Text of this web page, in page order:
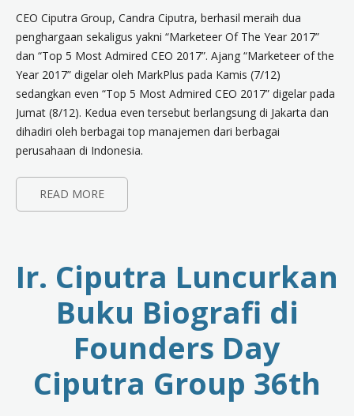
CEO Ciputra Group, Candra Ciputra, berhasil meraih dua
penghargaan sekaligus yakni “Marketeer Of The Year 2017”
dan “Top 5 Most Admired CEO 2017”. Ajang “Marketeer of the
Year 2017” digelar oleh MarkPlus pada Kamis (7/12)
sedangkan even “Top 5 Most Admired CEO 2017” digelar pada
Jumat (8/12). Kedua even tersebut berlangsung di Jakarta dan
dihadiri oleh berbagai top manajemen dari berbagai
perusahaan di Indonesia.
READ MORE
Ir. Ciputra Luncurkan
Buku Biografi di
Founders Day
Ciputra Group 36th